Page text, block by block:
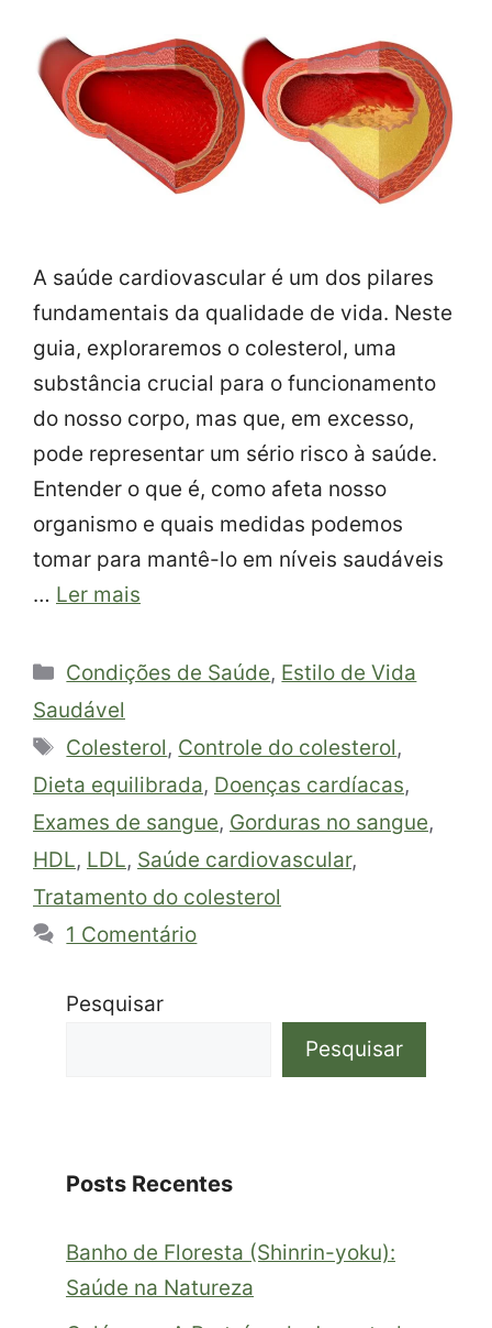
A saúde cardiovascular é um dos pilares
fundamentais da qualidade de vida. Neste
guia, exploraremos o colesterol, uma
substância crucial para o funcionamento
do nosso corpo, mas que, em excesso,
pode representar um sério risco à saúde.
Entender o que é, como afeta nosso
organismo e quais medidas podemos
tomar para mantê-lo em níveis saudáveis
… Ler mais
Categorias
Condições de Saúde, Estilo de Vida
Saudável
Tags
Colesterol, Controle do colesterol,
Dieta equilibrada, Doenças cardíacas,
Exames de sangue, Gorduras no sangue,
HDL, LDL, Saúde cardiovascular,
Tratamento do colesterol
1 Comentário
Pesquisar
Pesquisar
Posts Recentes
Banho de Floresta (Shinrin-yoku):
Saúde na Natureza